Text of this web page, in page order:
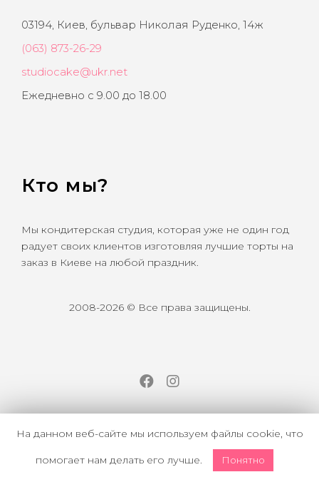
03194, Киев, бульвар Николая Руденко, 14ж
(063) 873-26-29
studiocake@ukr.net
Ежедневно с 9.00 до 18.00
Кто мы?
Мы кондитерская студия, которая уже не один год
радует своих клиентов изготовляя лучшие торты на
заказ в Киеве на любой праздник.
2008-2026 © Все права защищены.
FacebookInstagram
На данном веб-сайте мы используем файлы cookie, что
помогает нам делать его лучше. Понятно